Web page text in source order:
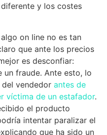
y los costes
on line no es tan
que ante los precios
es desconfiar:
un fraude. Ante esto, lo
vendedor antes de
víctima de un estafador.
el producto
intentar paralizar el
que ha sido un